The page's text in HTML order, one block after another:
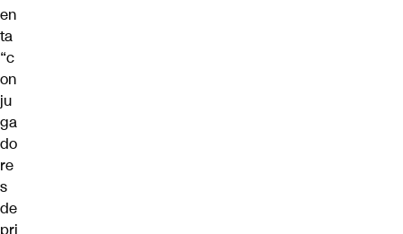
en
ta
“c
on
ju
ga
do
re
s
de
pri